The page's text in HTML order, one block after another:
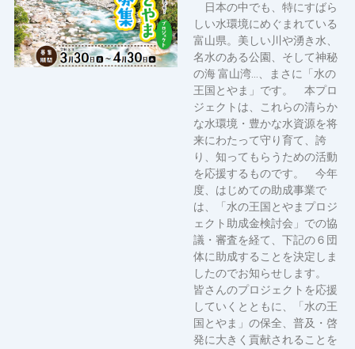
日本の中でも、特にすばら
しい水環境にめぐまれている
富山県。美しい川や湧き水、
名水のある公園、そして神秘
の海 富山湾…、まさに「水の
王国とやま」です。 本プロ
ジェクトは、これらの清らか
な水環境・豊かな水資源を将
来にわたって守り育て、誇
り、知ってもらうための活動
を応援するものです。 今年
度、はじめての助成事業で
は、「水の王国とやまプロジ
ェクト助成金検討会」での協
議・審査を経て、下記の６団
体に助成することを決定しま
したのでお知らせします。
皆さんのプロジェクトを応援
していくとともに、「水の王
国とやま」の保全、普及・啓
発に大きく貢献されることを